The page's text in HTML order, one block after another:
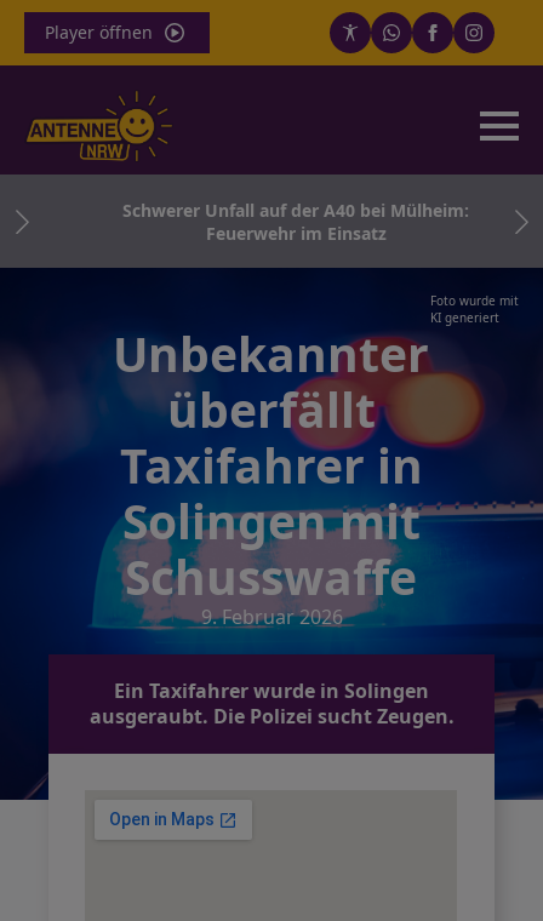
Player öffnen
Schwerer Unfall auf der A40 bei Mülheim:
Feuerwehr im Einsatz
Foto wurde mit
KI generiert
Unbekannter
überfällt
Taxifahrer in
Solingen mit
Schusswaffe
9. Februar 2026
Ein Taxifahrer wurde in Solingen
ausgeraubt. Die Polizei sucht Zeugen.